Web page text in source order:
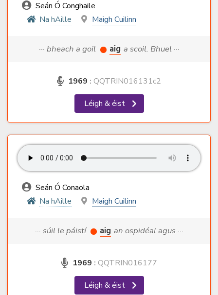
Seán Ó Conghaile
Na hAille
Maigh Cuilinn
··· bheach a goil aig a scoil. Bhuel ···
1969 : QQTRIN016131c2
Léigh & éist
Seán Ó Conaola
Na hAille
Maigh Cuilinn
··· súil le páistí aig an ospidéal agus ···
1969 : QQTRIN016177
Léigh & éist